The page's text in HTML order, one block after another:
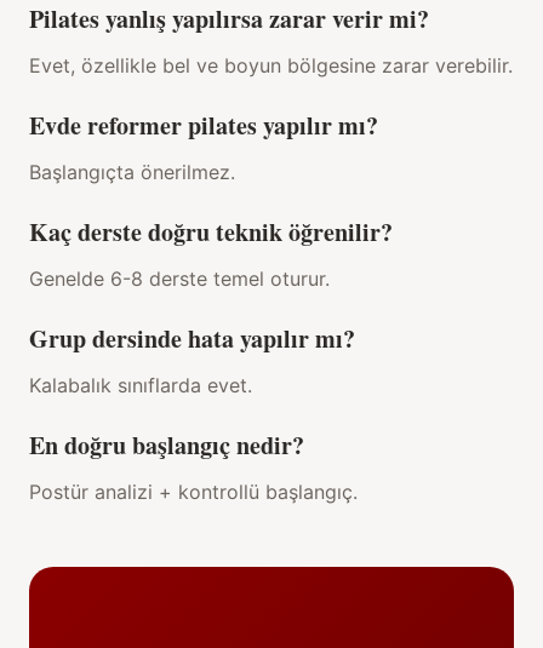
Pilates yanlış yapılırsa zarar verir mi?
Evet, özellikle bel ve boyun bölgesine zarar verebilir.
Evde reformer pilates yapılır mı?
Başlangıçta önerilmez.
Kaç derste doğru teknik öğrenilir?
Genelde 6-8 derste temel oturur.
Grup dersinde hata yapılır mı?
Kalabalık sınıflarda evet.
En doğru başlangıç nedir?
Postür analizi + kontrollü başlangıç.